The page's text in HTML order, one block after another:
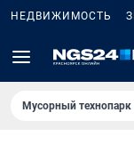
НЕДВИЖИМОСТЬ
Мусорный